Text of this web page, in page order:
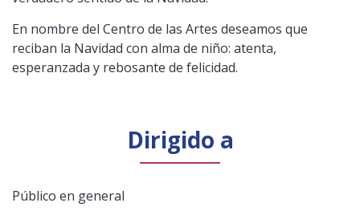
En nombre del Centro de las Artes deseamos que
reciban la Navidad con alma de niño: atenta,
esperanzada y rebosante de felicidad.
Dirigido a
Público en general